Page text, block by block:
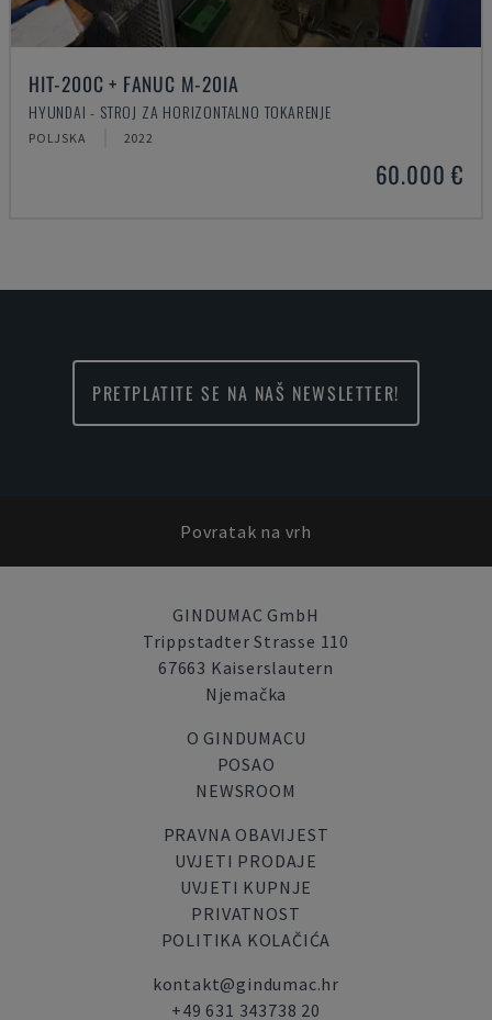
HIT-200C + FANUC M-20IA
HYUNDAI - STROJ ZA HORIZONTALNO TOKARENJE
POLJSKA 2022
60.000 €
PRETPLATITE SE NA NAŠ NEWSLETTER!
Povratak na vrh
GINDUMAC GmbH
Trippstadter Strasse 110
67663 Kaiserslautern
Njemačka
O GINDUMACU
POSAO
NEWSROOM
PRAVNA OBAVIJEST
UVJETI PRODAJE
UVJETI KUPNJE
PRIVATNOST
POLITIKA KOLAČIĆA
kontakt@gindumac.hr
+49 631 343738 20